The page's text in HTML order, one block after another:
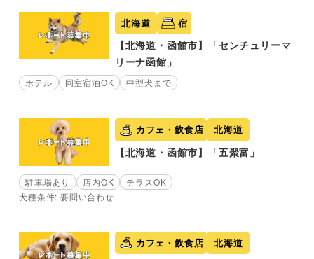
北海道 宿
【北海道・函館市】「センチュリーマ
リーナ函館」
ホテル 同室宿泊OK 中型犬まで
カフェ・飲食店 北海道
【北海道・函館市】「五聚富」
駐車場あり 店内OK
テラスOK
犬種条件: 要問い合わせ
カフェ・飲食店 北海道